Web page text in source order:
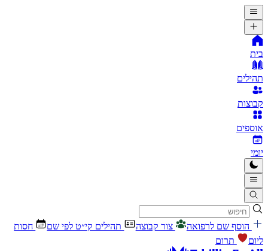
בית
תהילים
קבוצות
אוספים
יומי
הוסף שם לרפואה צור קבוצה תהילים קי״ט לפי שם
חסות
ליום
תרום